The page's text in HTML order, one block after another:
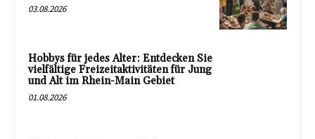
03.08.2026
Hobbys für jedes Alter: Entdecken Sie
vielfältige Freizeitaktivitäten für Jung
und Alt im Rhein-Main Gebiet
01.08.2026